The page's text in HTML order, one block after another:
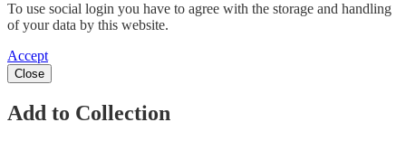
To use social login you have to agree with the storage and handling
of your data by this website.
Accept
Close
Add to Collection